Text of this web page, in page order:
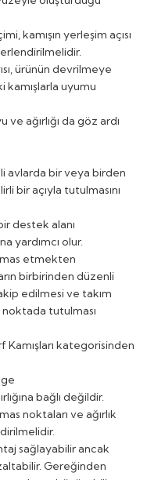
kamışın yerleşim açısı
ürünün devrilmeye
kamışlarla uyumu
ve ağırlığı da göz ardı
avlarda bir veya birden
bir açıyla tutulmasını
destek alanı
yardımcı olur.
etmekten
birbirinden düzenli
edilmesi ve takım
noktada tutulması
Kamışları kategorisinden
bağlı değildir.
noktaları ve ağırlık
sağlayabilir ancak
Gereğinden